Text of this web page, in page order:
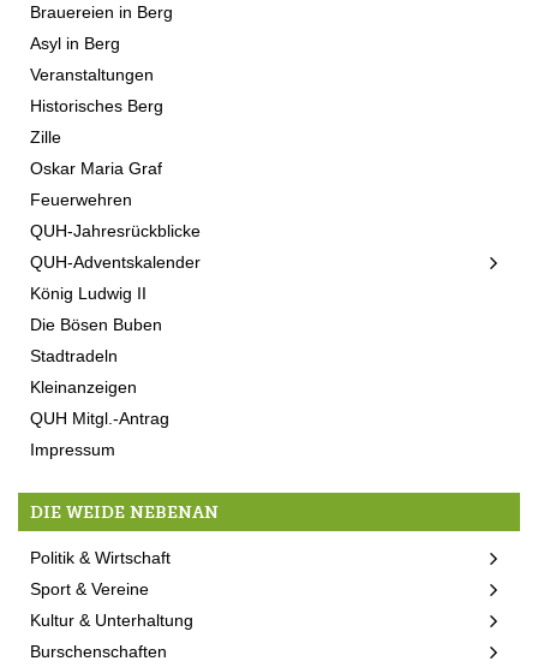
Brauereien in Berg
Asyl in Berg
Veranstaltungen
Historisches Berg
Zille
Oskar Maria Graf
Feuerwehren
QUH-Jahresrückblicke
QUH-Adventskalender
König Ludwig II
Die Bösen Buben
Stadtradeln
Kleinanzeigen
QUH Mitgl.-Antrag
Impressum
DIE WEIDE NEBENAN
Politik & Wirtschaft
Sport & Vereine
Kultur & Unterhaltung
Burschenschaften